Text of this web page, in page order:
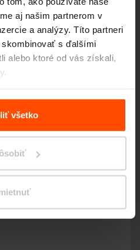
aj našim partnerom v
a analýzy. Títo partneri
s ďalšími
alebo ktoré od vás získali,
Zásady zpracování
všetko